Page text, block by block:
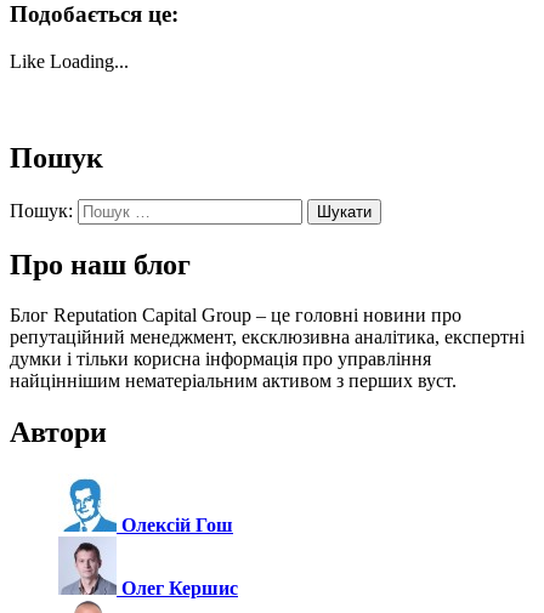
Подобається це:
Like Loading...
Пошук
Пошук:
Про наш блог
Блог Reputation Capital Group – це головні новини про
репутаційний менеджмент, ексклюзивна аналітика, експертні
думки і тільки корисна інформація про управління
найціннішим нематеріальним активом з перших вуст.
Автори
Олексій Гош
Олег Кершис